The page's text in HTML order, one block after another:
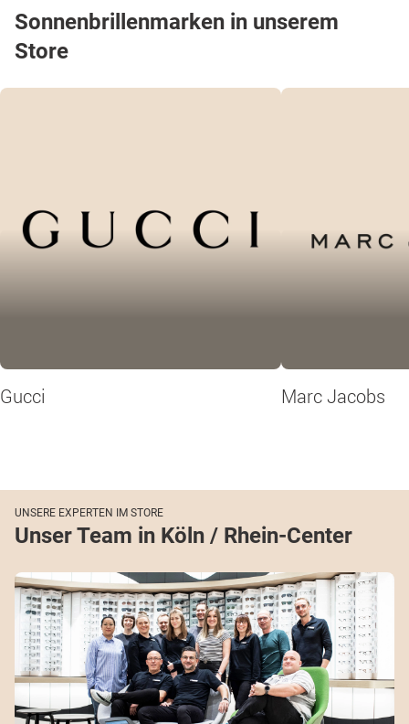
Sonnenbrillenmarken in unserem
Store
Gucci Marc Jacobs
UNSERE EXPERTEN IM STORE
Unser Team in Köln / Rhein-Center